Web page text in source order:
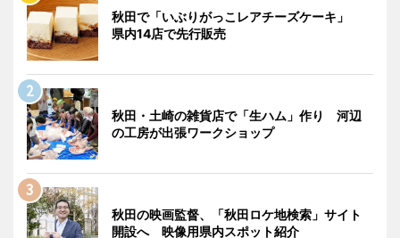
秋田で「いぶりがっこレアチーズケーキ」
県内14店で先行販売
秋田・土崎の雑貨店で「生ハム」作り 河辺
の工房が出張ワークショップ
秋田の映画監督、「秋田ロケ地検索」サイト
開設へ 映像用県内スポット紹介